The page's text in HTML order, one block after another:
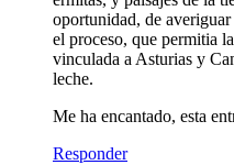
oportunidad, de
el proceso, que permitia
vinculada a Asturias y
leche.
Me ha encantado, esta
Responder